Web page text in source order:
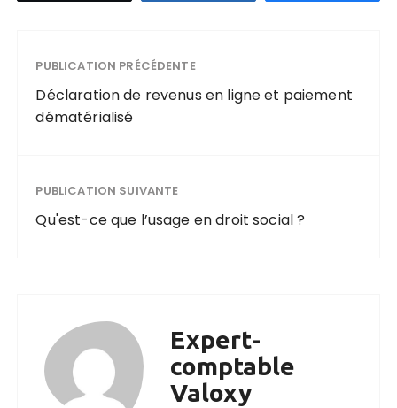
PUBLICATION PRÉCÉDENTE
Déclaration de revenus en ligne et paiement
dématérialisé
PUBLICATION SUIVANTE
Qu'est-ce que l’usage en droit social ?
Expert-
comptable
Valoxy